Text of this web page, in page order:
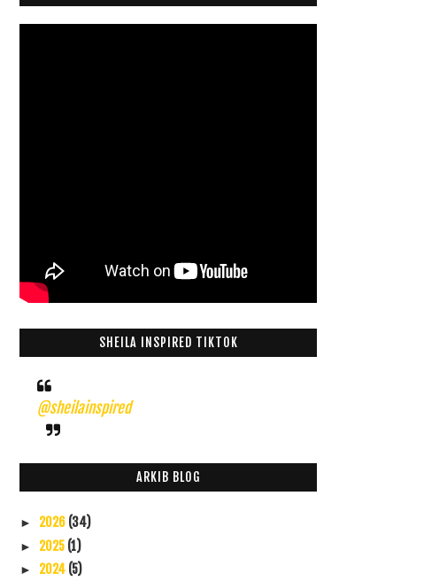
SHEILA INSPIRED TIKTOK
@sheilainspired
ARKIB BLOG
► 2026 (34)
► 2025 (1)
► 2024 (5)